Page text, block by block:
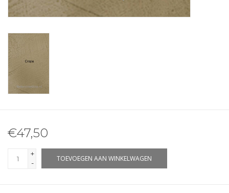
€47,50
+
-
TOEVOEGEN AAN WINKELWAGEN